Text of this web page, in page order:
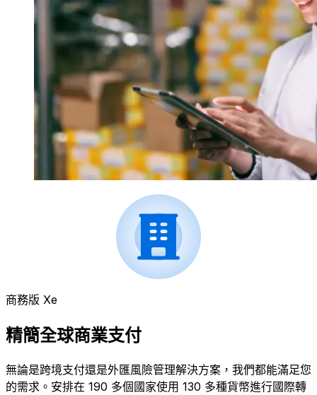
商務版 Xe
精簡全球商業支付
無論是跨境支付還是外匯風險管理解決方案，我們都能滿足您
的需求。安排在 190 多個國家使用 130 多種貨幣進行國際轉